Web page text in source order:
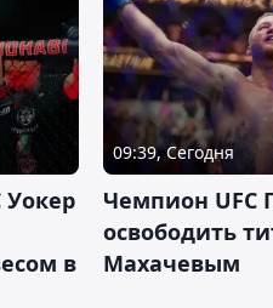
Уокер
в
09:39, Сегодня
Чемпион UFC
освободить
Махачевым